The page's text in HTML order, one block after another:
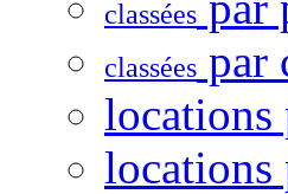
classées
classées par
locations
locations